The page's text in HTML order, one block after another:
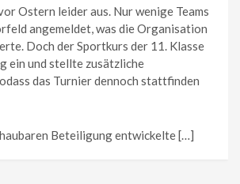
Ostern leider aus. Nur wenige Teams
angemeldet, was die Organisation
Doch der Sportkurs der 11. Klasse
ein und stellte zusätzliche
das Turnier dennoch stattfinden
Beteiligung entwickelte […]